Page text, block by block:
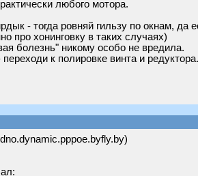
любого мотора.
- тогда ровняй гильзу по окнам,
про хонинговку в таких случаях)
болезнь" никому особо не вредила.
к полировке винта и